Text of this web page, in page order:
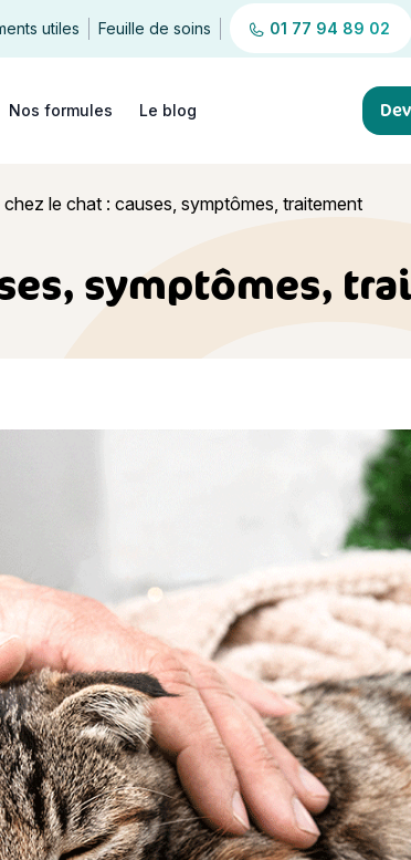
utiles Feuille de soins 01 77 94 89 02
Nos formules Le blog
le chat : causes, symptômes, traitement
symptômes,